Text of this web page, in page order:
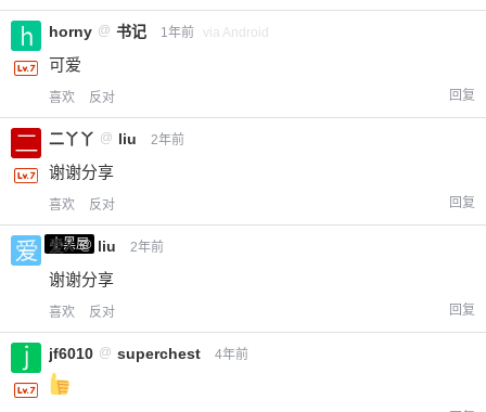
horny @ 书记 1年前 via Android
可爱
喜欢 反对 回复
二丫丫 @ liu 2年前
谢谢分享
喜欢 反对 回复
小黑屋
爱X @ liu 2年前
谢谢分享
喜欢 反对 回复
jf6010 @ superchest 4年前